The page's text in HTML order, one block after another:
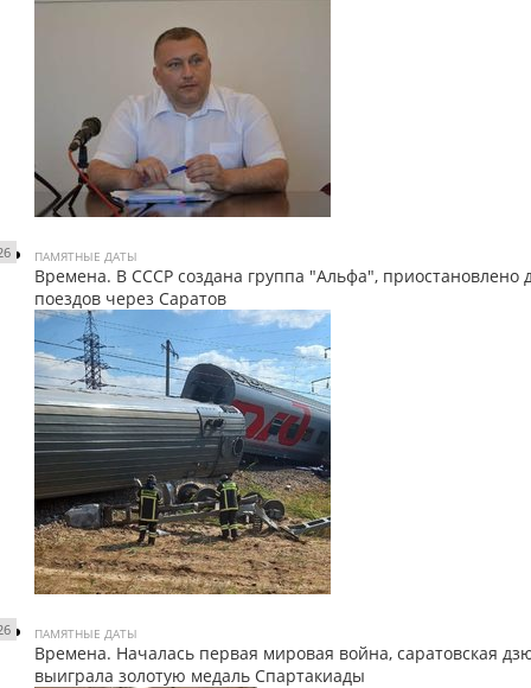
ПАМЯТНЫЕ ДАТЫ
Времена. В СССР создана группа "Альфа", приостановлено
поездов через Саратов
ПАМЯТНЫЕ ДАТЫ
Времена. Началась первая мировая война, саратовская
выиграла золотую медаль Спартакиады